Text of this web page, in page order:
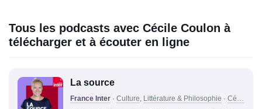
Tous les podcasts avec Cécile Coulon à
télécharger et à écouter en ligne
La source
France Inter · Culture, Littérature & Philosophie · Cécile Coulon